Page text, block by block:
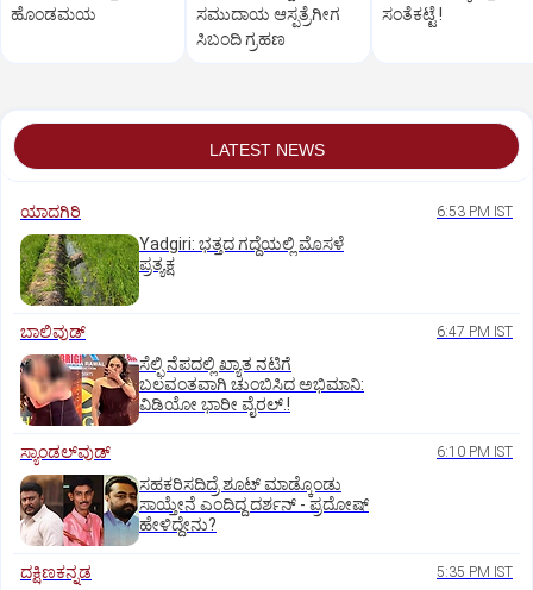
ಹೊಂಡಮಯ
ಸಮುದಾಯ ಆಸ್ಪತ್ರೆಗೀಗ
ಸಿಬಂದಿ ಗ್ರಹಣ
ಸಂತೆಕಟ್ಟೆ !
LATEST NEWS
ಯಾದಗಿರಿ 6:53 PM IST
Yadgiri: ಭತ್ತದ ಗದ್ದೆಯಲ್ಲಿ ಮೊಸಳೆ
ಪ್ರತ್ಯಕ್ಷ
ಬಾಲಿವುಡ್‌ 6:47 PM IST
ಸೆಲ್ಫಿ ನೆಪದಲ್ಲಿ ಖ್ಯಾತ ನಟಿಗೆ
ಬಲವಂತವಾಗಿ ಚುಂಬಿಸಿದ ಅಭಿಮಾನಿ:
ವಿಡಿಯೋ ಭಾರೀ ವೈರಲ್.!
ಸ್ಯಾಂಡಲ್‌ವುಡ್‌ 6:10 PM IST
ಸಹಕರಿಸದಿದ್ರೆ ಶೂಟ್‌ ಮಾಡ್ಕೊಂಡು
ಸಾಯ್ತೇನೆ ಎಂದಿದ್ದ ದರ್ಶನ್‌ - ಪ್ರದೋಷ್‌
ಹೇಳಿದ್ದೇನು?
ದಕ್ಷಿಣಕನ್ನಡ 5:35 PM IST